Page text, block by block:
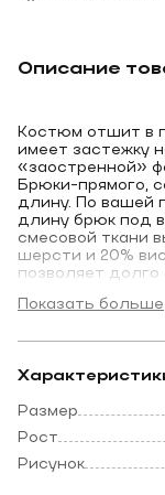
Описание
Костюм отшит в
имеет застежку
«заостренной»
Брюки-прямого,
длину. По вашей
длину брюк под
смесовой ткани
шерсти и 20%
позволяет
садится
оригинально.
только с
Костюм можно
также »
Показать больше
Размер
Рост
Рисунок